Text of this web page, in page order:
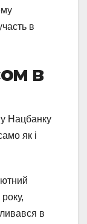
в
в
у Нацбанку
як і
в